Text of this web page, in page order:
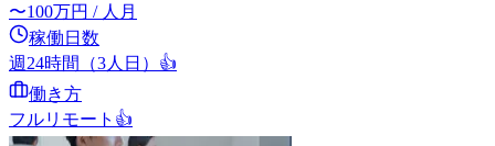
〜100万円 / 人月
稼働日数
週24時間（3人日） 👍
働き方
フルリモート 👍